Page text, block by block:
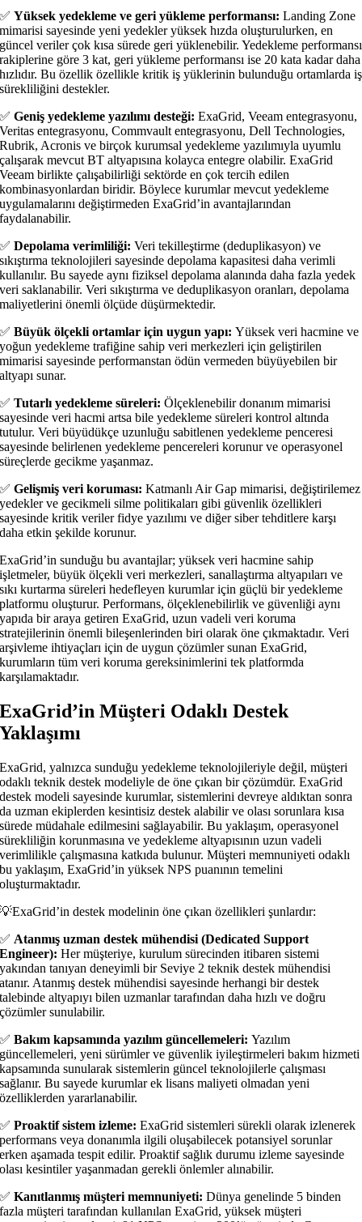
✅Yüksek yedekleme ve geri yükleme performansı: Landing Zone
mimarisi sayesinde yeni yedekler yüksek hızda oluşturulurken, en
güncel veriler çok kısa sürede geri yüklenebilir. Yedekleme performansı
rakiplerine göre 3 kat, geri yükleme performansı ise 20 kata kadar daha
hızlıdır. Bu özellik özellikle kritik iş yüklerinin bulunduğu ortamlarda iş
sürekliliğini destekler.
✅Geniş yedekleme yazılımı desteği: ExaGrid, Veeam entegrasyonu,
Veritas entegrasyonu, Commvault entegrasyonu, Dell Technologies,
Rubrik, Acronis ve birçok kurumsal yedekleme yazılımıyla uyumlu
çalışarak mevcut BT altyapısına kolayca entegre olabilir. ExaGrid
Veeam birlikte çalışabilirliği sektörde en çok tercih edilen
kombinasyonlardan biridir. Böylece kurumlar mevcut yedekleme
uygulamalarını değiştirmeden ExaGrid’in avantajlarından
faydalanabilir.
✅Depolama verimliliği: Veri tekilleştirme (deduplikasyon) ve
sıkıştırma teknolojileri sayesinde depolama kapasitesi daha verimli
kullanılır. Bu sayede aynı fiziksel depolama alanında daha fazla yedek
veri saklanabilir. Veri sıkıştırma ve deduplikasyon oranları, depolama
maliyetlerini önemli ölçüde düşürmektedir.
✅Büyük ölçekli ortamlar için uygun yapı: Yüksek veri hacmine ve
yoğun yedekleme trafiğine sahip veri merkezleri için geliştirilen
mimarisi sayesinde performanstan ödün vermeden büyüyebilen bir
altyapı sunar.
✅Tutarlı yedekleme süreleri: Ölçeklenebilir donanım mimarisi
sayesinde veri hacmi artsa bile yedekleme süreleri kontrol altında
tutulur. Veri büyüdükçe uzunluğu sabitlenen yedekleme penceresi
sayesinde belirlenen yedekleme pencereleri korunur ve operasyonel
süreçlerde gecikme yaşanmaz.
✅Gelişmiş veri koruması: Katmanlı Air Gap mimarisi, değiştirilemez
yedekler ve gecikmeli silme politikaları gibi güvenlik özellikleri
sayesinde kritik veriler fidye yazılımı ve diğer siber tehditlere karşı
daha etkin şekilde korunur.
ExaGrid’in sunduğu bu avantajlar; yüksek veri hacmine sahip
işletmeler, büyük ölçekli veri merkezleri, sanallaştırma altyapıları ve
sıkı kurtarma süreleri hedefleyen kurumlar için güçlü bir yedekleme
platformu oluşturur. Performans, ölçeklenebilirlik ve güvenliği aynı
yapıda bir araya getiren ExaGrid, uzun vadeli veri koruma
stratejilerinin önemli bileşenlerinden biri olarak öne çıkmaktadır. Veri
arşivleme ihtiyaçları için de uygun çözümler sunan ExaGrid,
kurumların tüm veri koruma gereksinimlerini tek platformda
karşılamaktadır.
ExaGrid’in Müşteri Odaklı Destek
Yaklaşımı
ExaGrid, yalnızca sunduğu yedekleme teknolojileriyle değil, müşteri
odaklı teknik destek modeliyle de öne çıkan bir çözümdür. ExaGrid
destek modeli sayesinde kurumlar, sistemlerini devreye aldıktan sonra
da uzman ekiplerden kesintisiz destek alabilir ve olası sorunlara kısa
sürede müdahale edilmesini sağlayabilir. Bu yaklaşım, operasyonel
sürekliliğin korunmasına ve yedekleme altyapısının uzun vadeli
verimlilikle çalışmasına katkıda bulunur. Müşteri memnuniyeti odaklı
bu yaklaşım, ExaGrid’in yüksek NPS puanının temelini
oluşturmaktadır.
💡ExaGrid’in destek modelinin öne çıkan özellikleri şunlardır:
✅ Atanmış uzman destek mühendisi (Dedicated Support
Engineer): Her müşteriye, kurulum sürecinden itibaren sistemi
yakından tanıyan deneyimli bir Seviye 2 teknik destek mühendisi
atanır. Atanmış destek mühendisi sayesinde herhangi bir destek
talebinde altyapıyı bilen uzmanlar tarafından daha hızlı ve doğru
çözümler sunulabilir.
✅Bakım kapsamında yazılım güncellemeleri: Yazılım
güncellemeleri, yeni sürümler ve güvenlik iyileştirmeleri bakım hizmeti
kapsamında sunularak sistemlerin güncel teknolojilerle çalışması
sağlanır. Bu sayede kurumlar ek lisans maliyeti olmadan yeni
özelliklerden yararlanabilir.
✅Proaktif sistem izleme: ExaGrid sistemleri sürekli olarak izlenerek
performans veya donanımla ilgili oluşabilecek potansiyel sorunlar
erken aşamada tespit edilir. Proaktif sağlık durumu izleme sayesinde
olası kesintiler yaşanmadan gerekli önlemler alınabilir.
✅Kanıtlanmış müşteri memnuniyeti: Dünya genelinde 5 binden
fazla müşteri tarafından kullanılan ExaGrid, yüksek müşteri